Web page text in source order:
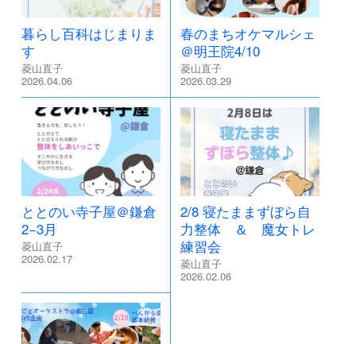
暮らし百科はじまりま
す
菱山直子
2026.04.06
春のまちオケマルシェ
＠明王院4/10
菱山直子
2026.03.29
ととのい寺子屋＠鎌倉
2−3月
菱山直子
2026.02.17
2/8 寝たままずぼら自
力整体 ＆ 魔女トレ
練習会
菱山直子
2026.02.06